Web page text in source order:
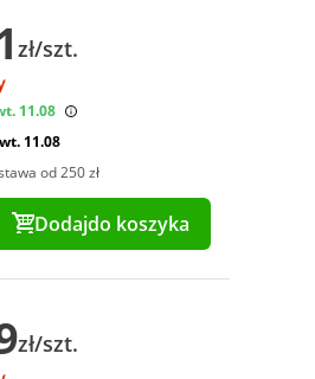
zł/szt.
11.08
wt. 11.08
od 250 zł
Dodajdo koszyka
zł/szt.